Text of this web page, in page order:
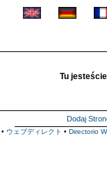
Tu
Dodaj
• ウェブディレクト • Directorio